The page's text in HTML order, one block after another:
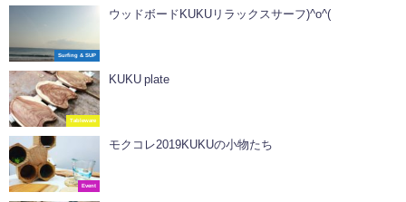
Surfing & SUP
ウッドボードKUKUリラックスサーフ)^o^(
Tableware
KUKU plate
Event
モクコレ2019KUKUの小物たち